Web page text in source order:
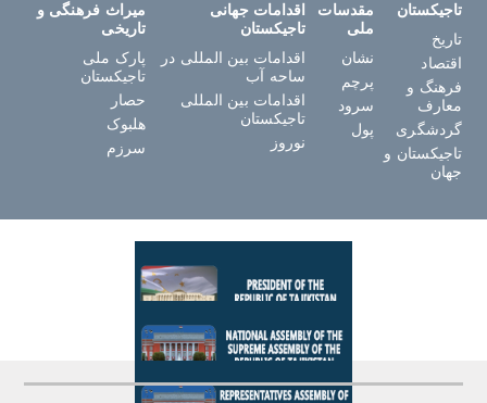
تاجیکستان
تاریخ
اقتصاد
فرهنگ و
معارف
گردشگری
تاجیکستان و
جهان
مقدسات
ملی
نشان
پرچم
سرود
پول
اقدامات جهانی
تاجیکستان
اقدامات بین المللی در
ساحه آب
اقدامات بین المللی
تاجیکستان
نوروز
میراث فرهنگی و
تاریخی
پارک ملی
تاجیکستان
حصار
هلبوک
سرزم